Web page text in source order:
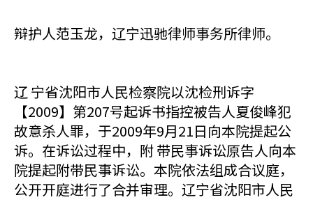
辩护人范玉龙，辽宁迅驰律师事务所律师。
辽 宁省沈阳市人民检察院以沈检刑诉字
【2009】第207号起诉书指控被告人夏俊峰犯
故意杀人罪，于2009年9月21日向本院提起公
诉。在诉讼过程中，附 带民事诉讼原告人向本
院提起附带民事诉讼。本院依法组成合议庭，
公开开庭进行了合并审理。辽宁省沈阳市人民